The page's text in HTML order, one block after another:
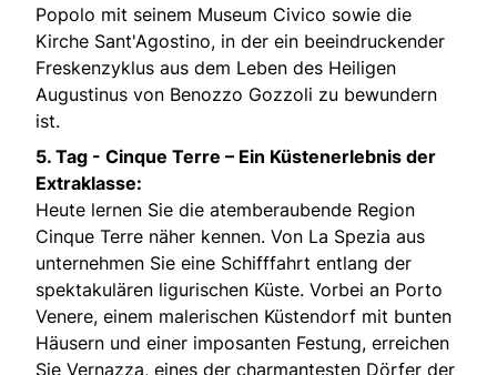
Popolo mit seinem Museum Civico sowie die
Kirche Sant'Agostino, in der ein beeindruckender
Freskenzyklus aus dem Leben des Heiligen
Augustinus von Benozzo Gozzoli zu bewundern
ist.
5. Tag - Cinque Terre – Ein Küstenerlebnis der
Extraklasse:
Heute lernen Sie die atemberaubende Region
Cinque Terre näher kennen. Von La Spezia aus
unternehmen Sie eine Schifffahrt entlang der
spektakulären ligurischen Küste. Vorbei an Porto
Venere, einem malerischen Küstendorf mit bunten
Häusern und einer imposanten Festung, erreichen
Sie Vernazza, eines der charmantesten Dörfer der